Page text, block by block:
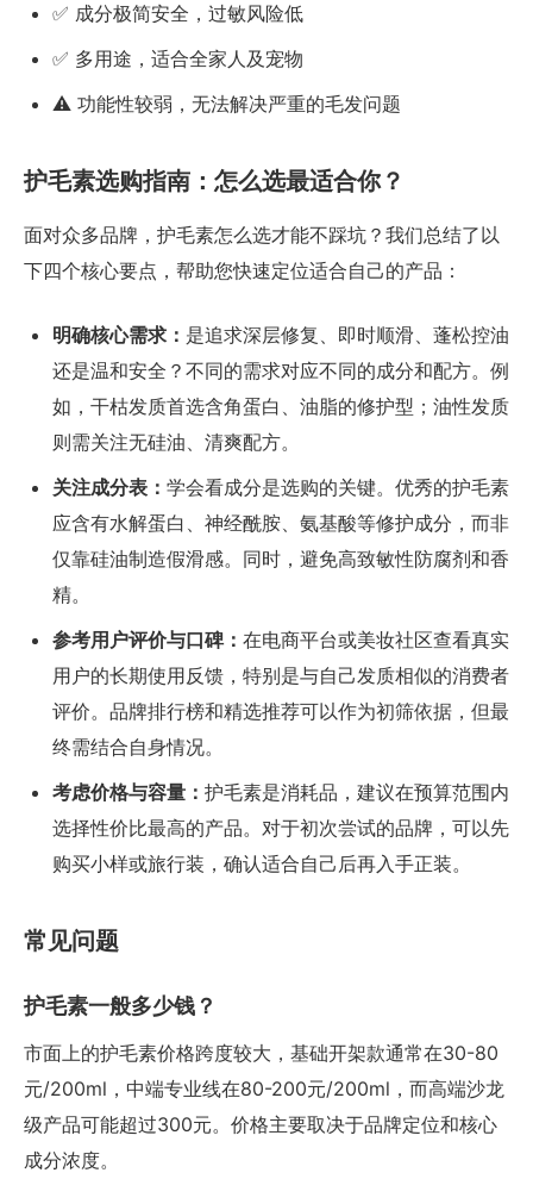
✅ 成分极简安全，过敏风险低
✅ 多用途，适合全家人及宠物
⚠️ 功能性较弱，无法解决严重的毛发问题
护毛素选购指南：怎么选最适合你？
面对众多品牌，护毛素怎么选才能不踩坑？我们总结了以
下四个核心要点，帮助您快速定位适合自己的产品：
明确核心需求： 是追求深层修复、即时顺滑、蓬松控油
还是温和安全？不同的需求对应不同的成分和配方。例
如，干枯发质首选含角蛋白、油脂的修护型；油性发质
则需关注无硅油、清爽配方。
关注成分表： 学会看成分是选购的关键。优秀的护毛素
应含有水解蛋白、神经酰胺、氨基酸等修护成分，而非
仅靠硅油制造假滑感。同时，避免高致敏性防腐剂和香
精。
参考用户评价与口碑： 在电商平台或美妆社区查看真实
用户的长期使用反馈，特别是与自己发质相似的消费者
评价。品牌排行榜和精选推荐可以作为初筛依据，但最
终需结合自身情况。
考虑价格与容量： 护毛素是消耗品，建议在预算范围内
选择性价比最高的产品。对于初次尝试的品牌，可以先
购买小样或旅行装，确认适合自己后再入手正装。
常见问题
护毛素一般多少钱？
市面上的护毛素价格跨度较大，基础开架款通常在30-80
元/200ml，中端专业线在80-200元/200ml，而高端沙龙
级产品可能超过300元。价格主要取决于品牌定位和核心
成分浓度。